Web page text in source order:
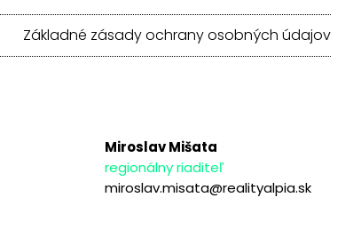
Základné zásady ochrany osobných údajov
Miroslav Mišata
regionálny riaditeľ
miroslav.misata@realityalpia.sk